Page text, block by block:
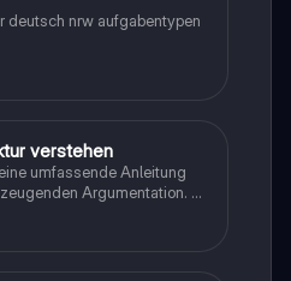
deutsch nrw aufgabentypen
verstehen
umfassende Anleitung
Argumentation. Er
Elemente wie Einleitung,
(Behauptung,